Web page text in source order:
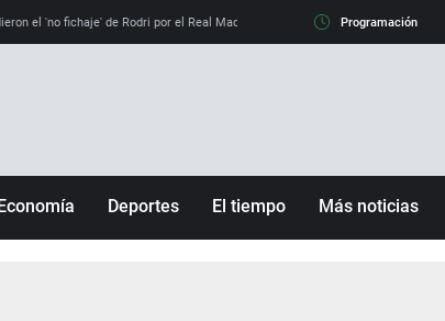
el 'no fichaje' de Rodri por el Real Madrid y su 'sí' al Barça La llamada
Programación
Deportes El tiempo Más noticias